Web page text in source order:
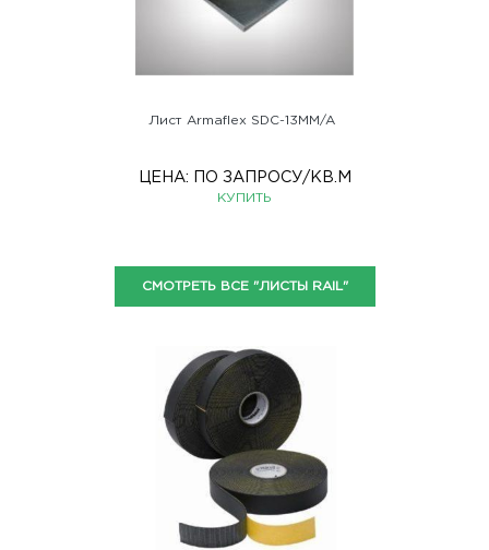
Лист Armaflex SDC-13MM/A
ЦЕНА: ПО ЗАПРОСУ/КВ.М
КУПИТЬ
СМОТРЕТЬ ВСЕ "ЛИСТЫ RAIL"